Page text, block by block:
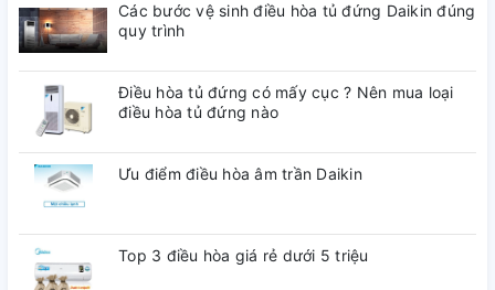
19W
Hệ điều hành:
Cổng kết nối
Cổng mạng LAN, Wifi
Các bước vệ sinh điều hòa tủ đứng Daikin đúng
quy trình
Điều hòa tủ đứng có mấy cục ? Nên mua loại
điều hòa tủ đứng nào
Ưu điểm điều hòa âm trần Daikin
Top 3 điều hòa giá rẻ dưới 5 triệu